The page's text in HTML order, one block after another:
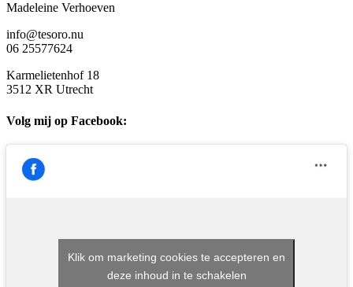
Madeleine Verhoeven
info@tesoro.nu
06 25577624
Karmelietenhof 18
3512 XR Utrecht
Volg mij op Facebook:
Klik om marketing cookies te accepteren en
deze inhoud in te schakelen